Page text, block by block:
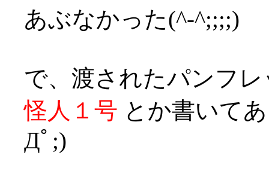
あぶなかった(^-^;;;;)
で、渡されたパンフ
怪人１号 とか書いて
Дﾟ;)